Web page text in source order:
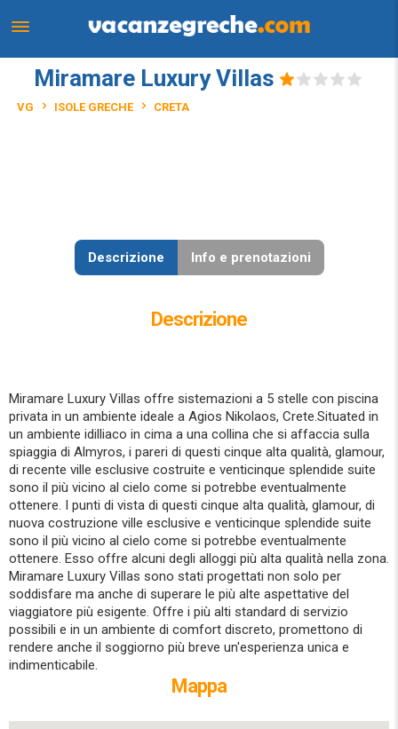
Miramare Luxury Villas
VG ISOLE GRECHE CRETA
Descrizione Info e prenotazioni
Descrizione
Miramare Luxury Villas offre sistemazioni a 5 stelle con piscina
privata in un ambiente ideale a Agios Nikolaos, Crete.Situated in
un ambiente idilliaco in cima a una collina che si affaccia sulla
spiaggia di Almyros, i pareri di questi cinque alta qualità, glamour,
di recente ville esclusive costruite e venticinque splendide suite
sono il più vicino al cielo come si potrebbe eventualmente
ottenere. I punti di vista di questi cinque alta qualità, glamour, di
nuova costruzione ville esclusive e venticinque splendide suite
sono il più vicino al cielo come si potrebbe eventualmente
ottenere. Esso offre alcuni degli alloggi più alta qualità nella zona.
Miramare Luxury Villas sono stati progettati non solo per
soddisfare ma anche di superare le più alte aspettative del
viaggiatore più esigente. Offre i più alti standard di servizio
possibili e in un ambiente di comfort discreto, promettono di
rendere anche il soggiorno più breve un'esperienza unica e
indimenticabile.
Mappa